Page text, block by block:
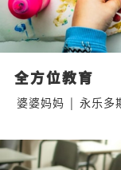
全方位教育
婆婆妈妈 | 永乐多